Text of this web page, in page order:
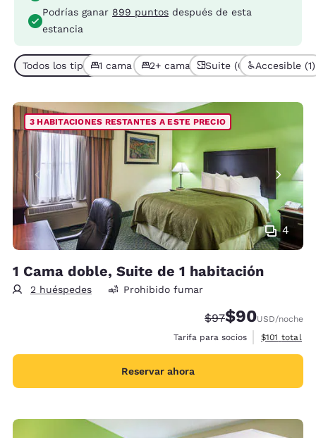
Podrías ganar 899 puntos después de esta
estancia
Todos los tipos de habitación (6)
1 cama (5)2+ camas (1)Suite (6) Accesible (1)
4
3 HABITACIONES RESTANTES A ESTE PRECIO
1 Cama doble, Suite de 1 habitación
2 huéspedes Prohibido fumar
Precio tachado:
$97Precio con
$90USD/noche
Tarifa para socios
Ver detalles
$101 total
Reservar ahora